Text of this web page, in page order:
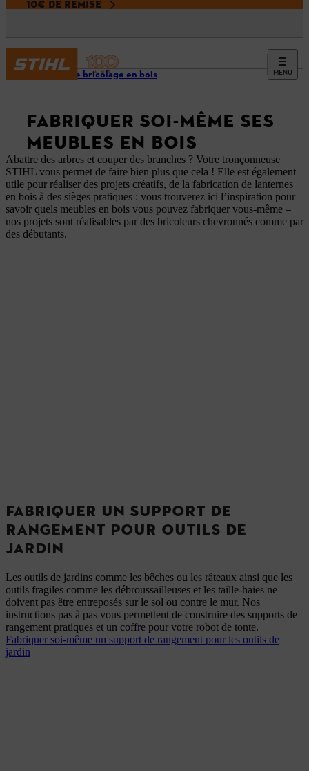
10€ DE REMISE
MENU
Idées de bricolage en bois
FABRIQUER SOI-MÊME SES
MEUBLES EN BOIS
Abattre des arbres et couper des branches ? Votre tronçonneuse
STIHL vous permet de faire bien plus que cela ! Elle est également
utile pour réaliser des projets créatifs, de la fabrication de lanternes
en bois à des sièges pratiques : vous trouverez ici l’inspiration pour
savoir quels meubles en bois vous pouvez fabriquer vous-même –
nos projets sont réalisables par des bricoleurs chevronnés comme par
des débutants.
FABRIQUER UN SUPPORT DE
RANGEMENT POUR OUTILS DE
JARDIN
Les outils de jardins comme les bêches ou les râteaux ainsi que les
outils fragiles comme les débroussailleuses et les taille-haies ne
doivent pas être entreposés sur le sol ou contre le mur. Nos
instructions pas à pas vous permettent de construire des supports de
rangement pratiques et un coffre pour votre robot de tonte.
Fabriquer soi-même un support de rangement pour les outils de
jardin